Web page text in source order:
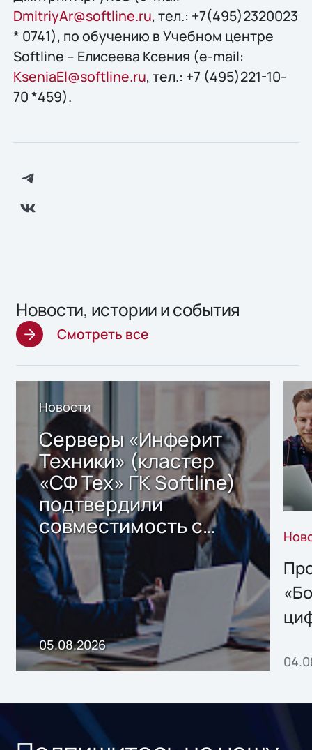
DmitriyAr@softline.ru, тел.: +7(495)2320023
* 0741), по обучению в Учебном центре
Softline – Елисеева Ксения (e-mail:
KseniaEl@softline.ru, тел.: +7 (495)221-10-
70 *459).
Новости, истории и события
Смотреть все
Новости
Серверы «Инферит
Техники» (кластер
«СФ Тех» ГК Softline)
подтвердили
совместимость с
решением Sharx
Storage 2.x для
хранения данных
05.08.2026